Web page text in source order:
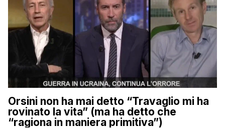
Orsini non ha mai detto “Travaglio mi ha
rovinato la vita” (ma ha detto che
“ragiona in maniera primitiva”)